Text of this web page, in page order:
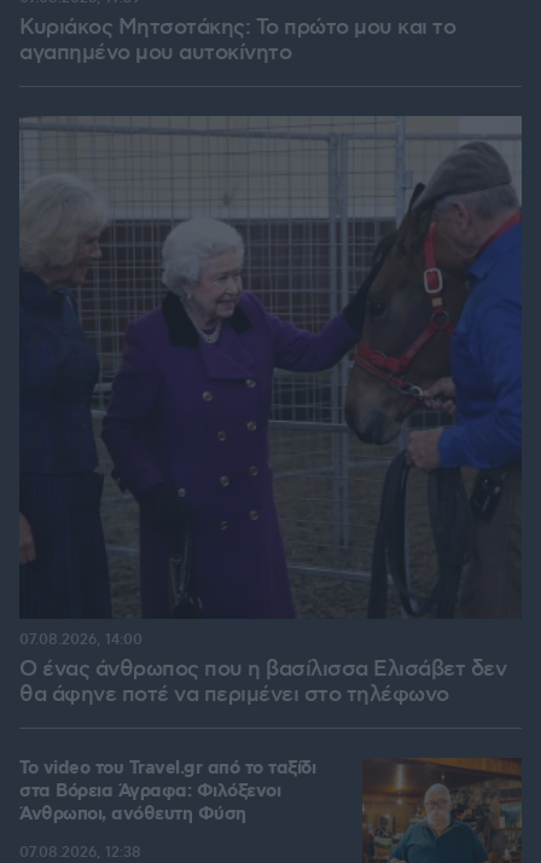
Κυριάκος Μητσοτάκης: Το πρώτο μου και το
αγαπημένο μου αυτοκίνητο
Ο ένας άνθρωπος που η βασίλισσα Ελισάβετ δεν
θα άφηνε ποτέ να περιμένει στο τηλέφωνο
07.08.2026, 14:00
To video του Travel.gr από το ταξίδι
στα Βόρεια Άγραφα: Φιλόξενοι
Άνθρωποι, ανόθευτη Φύση
07.08.2026, 12:38